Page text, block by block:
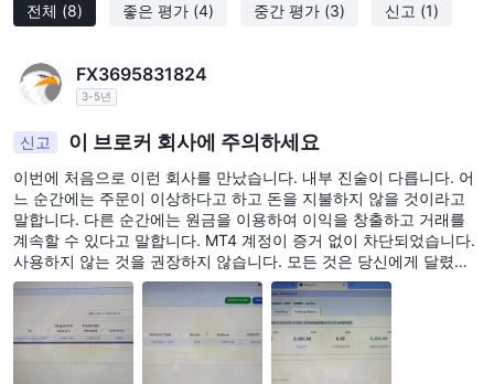
전체 (8) 좋은 평가 (4) 중간 평가 (3) 신고 (1)
FX3695831824
3-5년
신고 이 브로커 회사에 주의하세요
이번에 처음으로 이런 회사를 만났습니다. 내부 진술이 다릅니다. 어
느 순간에는 주문이 이상하다고 하고 돈을 지불하지 않을 것이라고
말합니다. 다른 순간에는 원금을 이용하여 이익을 창출하고 거래를
계속할 수 있다고 말합니다. MT4 계정이 증거 없이 차단되었습니다.
사용하지 않는 것을 권장하지 않습니다. 모든 것은 당신에게 달렸습
니다. 시스템이나 규칙이 전혀 없습니다.